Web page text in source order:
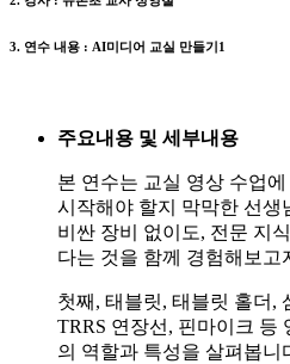
3. 연수 내용 : AI미디어 교실 만들기1
주요내용 및 세부내용
본 연수는 교실 영상 수업
시작해야 할지 막막한 선생
비싼 장비 없이도, 전문 지
다는 것을 함께 경험해보고
첫째, 태블릿, 태블릿 홀더,
TRRS 연장선, 핀마이크 등
의 역할과 특성을 살펴봅니